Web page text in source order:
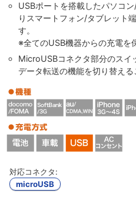
USBポートを搭載したパソコ
りスマートフォン/タブレット
す。
※全てのUSB機器からの充電を
MicroUSBコネクタ部分のス
データ転送の機能を切り替える
対応コネクタ:
microUSB